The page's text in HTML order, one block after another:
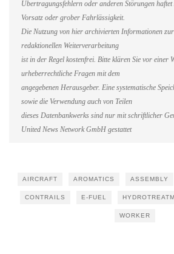
Übertragungsfehlern oder anderen Störungen
Vorsatz oder grober Fahrlässigkeit.
Die Nutzung von hier archivierten Informationen
redaktionellen Weiterverarbeitung
ist in der Regel kostenfrei. Bitte klären Sie vor einer
urheberrechtliche Fragen mit dem
angegebenen Herausgeber. Eine systematische
sowie die Verwendung auch von Teilen
dieses Datenbankwerks sind nur mit schriftlicher
United News Network GmbH gestattet
AIRCRAFT AROMATICS ASSEMBLY
CONTRAILS E-FUEL
WORKER